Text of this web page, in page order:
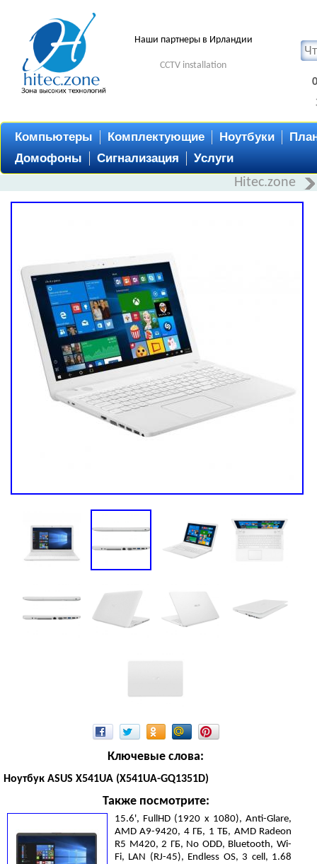
Наши партнеры в Ирландии
CCTV installation
Компьютеры Комплектующие Ноутбуки
Домофоны
Сигнализация Услуги
Hitec.zone
Ключевые слова:
Ноутбук ASUS X541UA (X541UA-GQ1351D)
Также посмотрите:
15.6', FullHD (1920 х 1080), Anti-Glare,
AMD A9-9420, 4 ГБ, 1 ТБ, AMD Radeon
R5 M420, 2 ГБ, No ODD, Bluetooth, Wi-
Fi, LAN (RJ-45), Endless OS, 3 cell, 1.68